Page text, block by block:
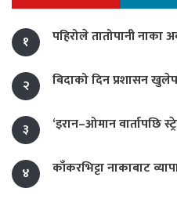
१ पहिरोले तातोपानी नाका
२ बिदाको दिन प्रशासन
३ ‘इरान–ओमान वार्तापछि
४ काँकरभिट्टा नाकाबाट